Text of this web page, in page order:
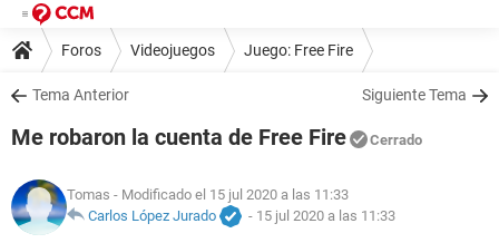
Foros Videojuegos Juego: Free Fire
Tema Anterior Siguiente Tema
Me robaron la cuenta de Free Fire Cerrado
Tomas - Modificado el 15 jul 2020 a las 11:33
Carlos López Jurado
- 15 jul 2020 a las 11:33